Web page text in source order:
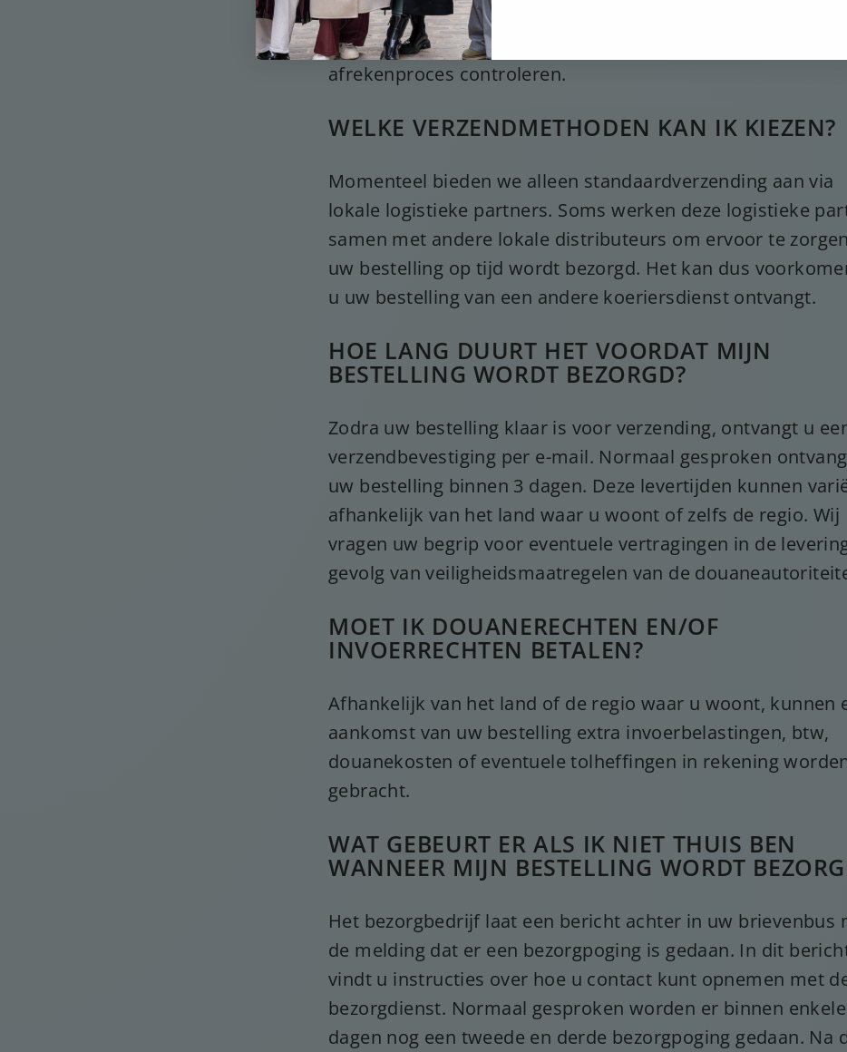
uitgesloten van levering. Als u zeker wilt weten of levering
uw regio of provincie mogelijk is, kunt u dit tijdens het
afrekenproces controleren.
WELKE VERZENDMETHODEN KAN IK KIEZEN?
Momenteel bieden we alleen standaardverzending aan via
lokale logistieke partners. Soms werken deze logistieke
samen met andere lokale distributeurs om ervoor te
uw bestelling op tijd wordt bezorgd. Het kan dus
u uw bestelling van een andere koeriersdienst ontvangt.
HOE LANG DUURT HET VOORDAT MIJN
BESTELLING WORDT BEZORGD?
Zodra uw bestelling klaar is voor verzending, ontvangt u
verzendbevestiging per e-mail. Normaal gesproken
uw bestelling binnen 3 dagen. Deze levertijden kunnen
afhankelijk van het land waar u woont of zelfs de regio. Wij
vragen uw begrip voor eventuele vertragingen in de
gevolg van veiligheidsmaatregelen van de
MOET IK DOUANERECHTEN EN/OF
INVOERRECHTEN BETALEN?
Afhankelijk van het land of de regio waar u woont, kunnen
aankomst van uw bestelling extra invoerbelastingen, btw,
douanekosten of eventuele tolheffingen in rekening
gebracht.
WAT GEBEURT ER ALS IK NIET THUIS BEN
WANNEER MIJN BESTELLING WORDT
Het bezorgbedrijf laat een bericht achter in uw brievenbus
de melding dat er een bezorgpoging is gedaan. In dit
vindt u instructies over hoe u contact kunt opnemen met
bezorgdienst. Normaal gesproken worden er binnen enkele
dagen nog een tweede en derde bezorgpoging gedaan. Na